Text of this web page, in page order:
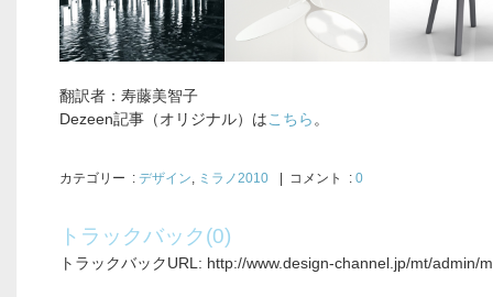
翻訳者：寿藤美智子
Dezeen記事（オリジナル）はこちら 。
カテゴリー : デザイン, ミラノ2010 | コメント : 0
トラックバック(0)
トラックバックURL: http://www.design-channel.jp/mt/admin/